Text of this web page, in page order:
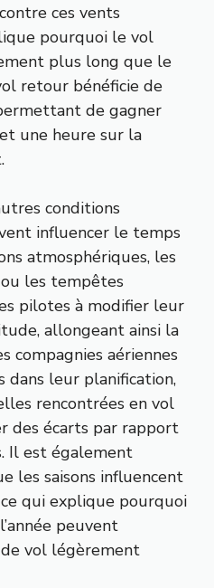
ces vents
pourquoi le vol
plus long que le
retour bénéficie de
de gagner
une heure sur la
conditions
influencer le temps
atmosphériques, les
les tempêtes
pilotes à modifier leur
allongeant ainsi la
compagnies aériennes
dans leur planification,
rencontrées en vol
des écarts par rapport
Il est également
les saisons influencent
qui explique pourquoi
peuvent
vol légèrement